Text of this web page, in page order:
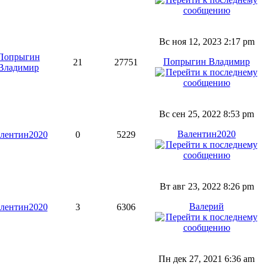
21 27751
Вс ноя 12, 2023 2:17 pm
Попрыгин Владимир
0 5229
Вс сен 25, 2022 8:53 pm
Валентин2020
3 6306
Вт авг 23, 2022 8:26 pm
Валерий
Пн дек 27, 2021 6:36 am